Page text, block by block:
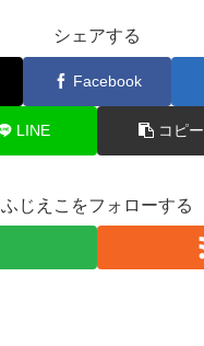
シェアする
Facebook
LINE コピー
ふじえこをフォローする